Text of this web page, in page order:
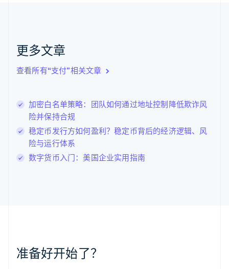
更多文章
查看所有“支付”相关文章
加密白名单策略：团队如何通过地址控制降低欺诈风
险并保持合规
稳定币发行方如何盈利？稳定币背后的经济逻辑、风
险与运行体系
数字货币入门：美国企业实用指南
准备好开始了？
克罗地亚
EnglishItaliano
拉脱维亚
English
列支敦士登
DeutschEnglish
卢森堡
Français Deutsch English
罗马尼亚
English
挪威